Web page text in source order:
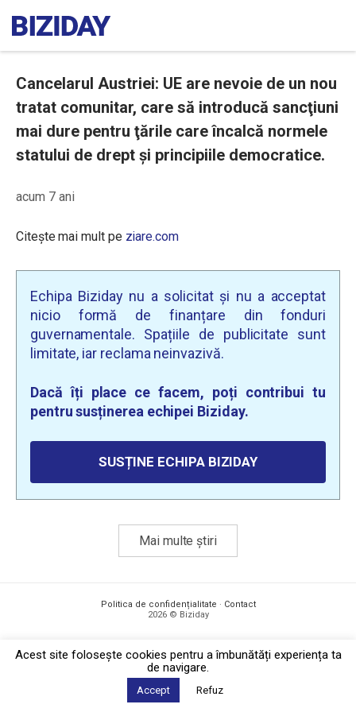
Cancelarul Austriei: UE are nevoie de un nou
tratat comunitar, care să introducă sancţiuni
mai dure pentru ţările care încalcă normele
statului de drept şi principiile democratice.
acum 7 ani
Citește mai mult pe ziare.com
Echipa Biziday nu a solicitat și nu a acceptat
nicio formă de finanțare din fonduri
guvernamentale. Spațiile de publicitate sunt
limitate, iar reclama neinvazivă.
Dacă îți place ce facem, poți contribui tu
pentru susținerea echipei Biziday.
SUSȚINE ECHIPA BIZIDAY
Mai multe știri
Politica de confidențialitate · Contact
2026 © Biziday
Acest site foloseşte cookies pentru a îmbunătăți experiența ta
de navigare.
Accept Refuz